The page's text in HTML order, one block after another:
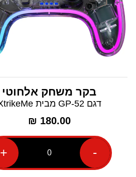
בקר משחק אלחוטי
דגם GP-52 מבית XtrikeMe
180.00
₪
-
כמות
של
בקר
+